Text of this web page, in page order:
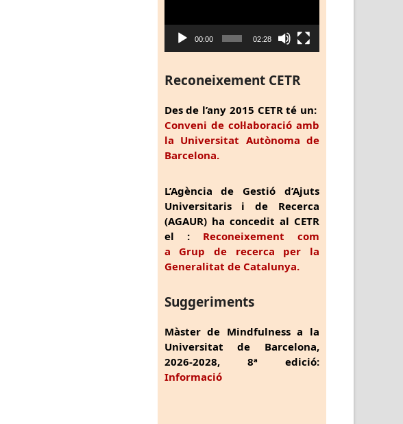
00:00 02:28
Reconeixement CETR
Des de l’any 2015 CETR té un:
Conveni de col·laboració amb
la Universitat Autònoma de
Barcelona.
L’Agència de Gestió d’Ajuts
Universitaris i de Recerca
(AGAUR) ha concedit al CETR
el : Reconeixement com
a Grup de recerca per la
Generalitat de Catalunya.
Suggeriments
Màster de Mindfulness a la
Universitat de Barcelona,
2026-2028, 8ª edició:
Informació